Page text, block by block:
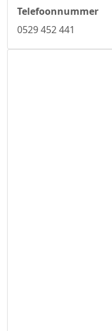
Telefoonnummer
0529 452 441